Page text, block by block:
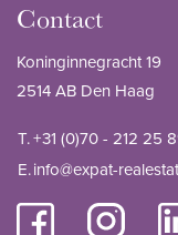
Contact
Koninginnegracht 19
2514 AB Den Haag
T.+31 (0)70 - 212 25
E.info@expat-